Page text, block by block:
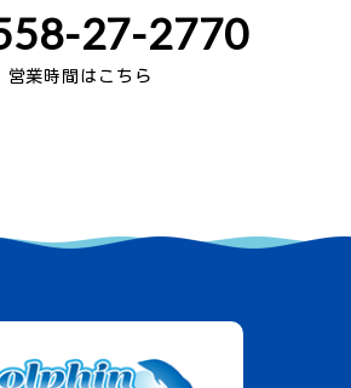
27-2770
営業時間はこちら